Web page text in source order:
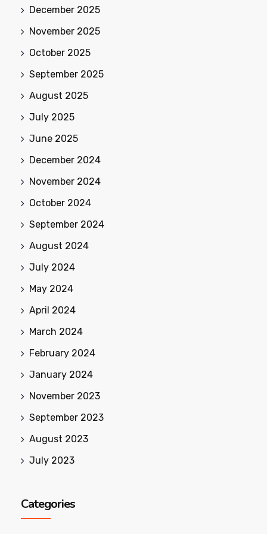
December 2025
November 2025
October 2025
September 2025
August 2025
July 2025
June 2025
December 2024
November 2024
October 2024
September 2024
August 2024
July 2024
May 2024
April 2024
March 2024
February 2024
January 2024
November 2023
September 2023
August 2023
July 2023
Categories